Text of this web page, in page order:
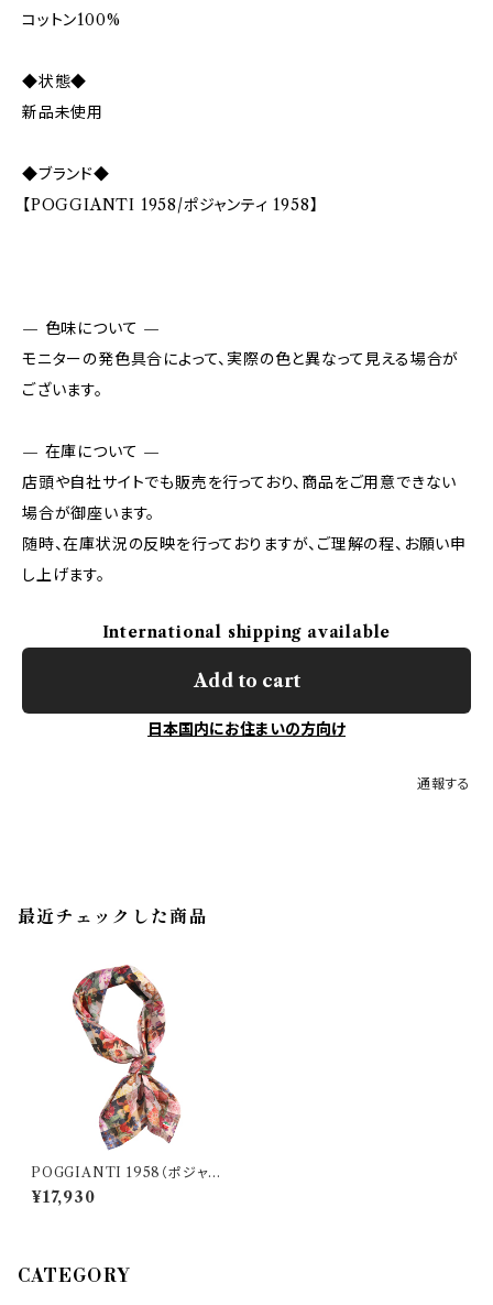
コットン100%
◆状態◆
新品未使用
◆ブランド◆
【POGGIANTI 1958/ポジャンティ 1958】
— 色味について —
モニターの発色具合によって、実際の色と異なって見える場合が
ございます。
— 在庫について —
店頭や自社サイトでも販売を行っており、商品をご用意できない
場合が御座います。
随時、在庫状況の反映を行っておりますが、ご理解の程、お願い申
し上げます。
International shipping available
Add to cart
日本国内にお住まいの方向け
通報する
最近チェックした商品
POGGIANTI 1958（ポジャン
ティ 1958） ネッカチーフ 3498
7
¥17,930
CATEGORY